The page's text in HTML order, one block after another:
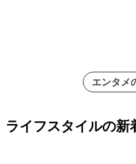
エンタメ
ライフスタイルの新